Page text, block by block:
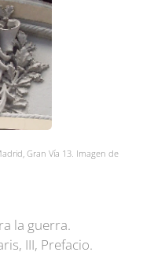
Gran Vía 13. Imagen de
la guerra.
III, Prefacio.